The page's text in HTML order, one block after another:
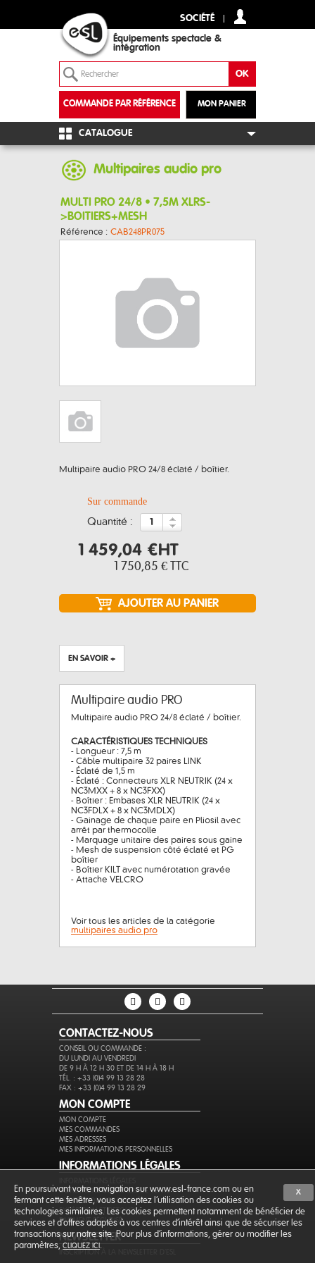
SOCIÉTÉ
Équipements spectacle &
intégration
MON PANIER
COMMANDE PAR RÉFÉRENCE
+
CATALOGUE
Multipaires audio pro
MULTI PRO 24/8 • 7,5M XLRS-
>BOITIERS+MESH
Référence : CAB248PR075
Multipaire audio PRO 24/8 éclaté / boîtier.
Sur commande
quantité :
1 459,04 €HT
1 750,85 € TTC
EN SAVOIR +
Multipaire audio PRO
Multipaire audio PRO 24/8 éclaté / boîtier.
CARACTÉRISTIQUES TECHNIQUES
- Longueur : 7,5 m
- Câble multipaire 32 paires LINK
- Éclaté de 1,5 m
- Éclaté : Connecteurs XLR NEUTRIK (24 x
NC3MXX + 8 x NC3FXX)
- Boîtier : Embases XLR NEUTRIK (24 x
NC3FDLX + 8 x NC3MDLX)
- Gainage de chaque paire en Pliosil avec
arrêt par thermocolle
- Marquage unitaire des paires sous gaine
- Mesh de suspension côté éclaté et PG
boîtier
- Boîtier KILT avec numérotation gravée
- Attache VELCRO
Voir tous les articles de la catégorie
multipaires audio pro
CONTACTEZ-NOUS
CONSEIL OU COMMANDE :
DU LUNDI AU VENDREDI
DE 9 H À 12 H 30 ET DE 14 H À 18 H
TÉL. : +33 (0)4 99 13 28 28
FAX : +33 (0)4 99 13 28 29
MON COMPTE
MON COMPTE
MES COMMANDES
MES ADRESSES
MES INFORMATIONS PERSONNELLES
INFORMATIONS LÉGALES
CONDITIONS GÉNÉRALES DE VENTE
PROTECTION DES DONNÉES
EXPÉDITION ET RETOURS
PAIEMENT SÉCURISÉ
NEWSLETTER
INSCRIPTION À LA NEWSLETTER D'ESL
X
En poursuivant votre navigation sur www.esl-france.com ou en
fermant cette fenêtre, vous acceptez l’utilisation des cookies ou
technologies similaires. Les cookies permettent notamment de bénéficier de
services et d'offres adaptés à vos centres d'intérêt ainsi que de sécuriser les
transactions sur notre site. Pour plus d'informations, gérer ou modifier les
paramètres, CLIQUEZ ICI.